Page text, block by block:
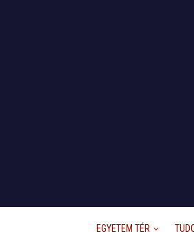
EGYETEM TÉR